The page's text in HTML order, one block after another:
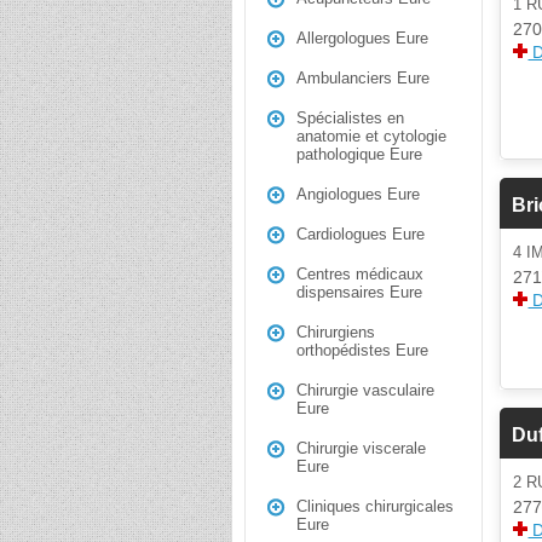
Allergologues Eure
Ambulanciers Eure
Spécialistes en
anatomie et cytologie
pathologique Eure
Angiologues Eure
Cardiologues Eure
Centres médicaux
dispensaires Eure
Chirurgiens
orthopédistes Eure
Chirurgie vasculaire
Eure
Chirurgie viscerale
Eure
Cliniques chirurgicales
Eure
1
4
2